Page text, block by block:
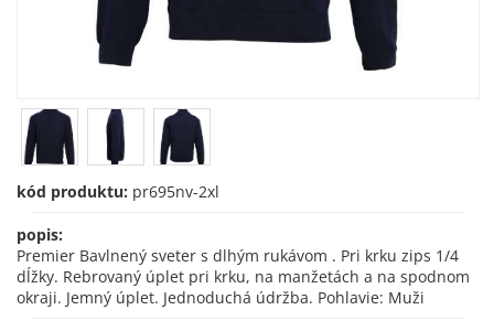
kód produktu: pr695nv-2xl
popis:
Premier Bavlnený sveter s dlhým rukávom . Pri krku zips 1/4
dĺžky. Rebrovaný úplet pri krku, na manžetách a na spodnom
okraji. Jemný úplet. Jednoduchá údržba. Pohlavie: Muži